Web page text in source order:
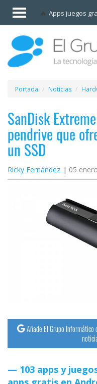
Apps juegos
Invitado
Iniciar
sesión /
Registrarse
Esenciales
Móviles
Ofertas
Apps
Redes
Plataformas
Tutoriales
Ciberseguridad
Sistemas
Portada Noticias
SanDisk
pendrive que
un SSD
Ricky Fernández 05
Añade El Grupo
103 apps y